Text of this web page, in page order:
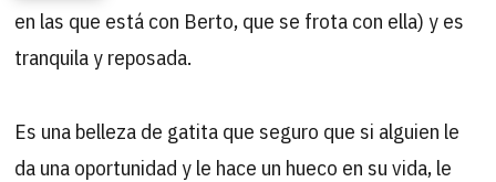
en las que está con Berto, que se frota con ella) y es
tranquila y reposada.
Es una belleza de gatita que seguro que si alguien le
da una oportunidad y le hace un hueco en su vida, le